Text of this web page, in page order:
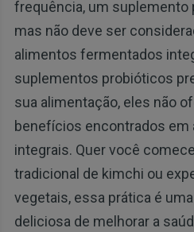
frequência, um suplemento
mas não deve ser
alimentos fermentados
suplementos probióticos
sua alimentação, eles não
benefícios encontrados
integrais. Quer você
tradicional de kimchi ou
vegetais, essa prática é
deliciosa de melhorar a